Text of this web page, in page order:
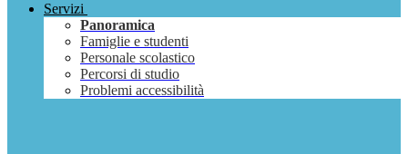
Servizi
Panoramica
Famiglie e studenti
Personale scolastico
Percorsi di studio
Problemi accessibilità